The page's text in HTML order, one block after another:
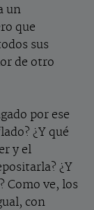
un
que
sus
de otro
por ese
¿Y qué
y el
¿Y
Como ve, los
con